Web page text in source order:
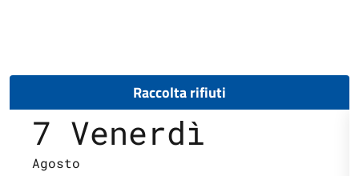
Raccolta rifiuti
7 Venerdì
Agosto